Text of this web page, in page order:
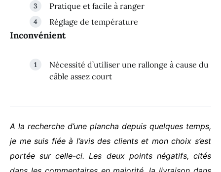
Pratique et facile à ranger
Réglage de température
Inconvénient
Nécessité d’utiliser une rallonge à cause du
câble assez court
A la recherche d’une plancha depuis quelques temps,
je me suis fiée à l’avis des clients et mon choix s’est
portée sur celle-ci. Les deux points négatifs, cités